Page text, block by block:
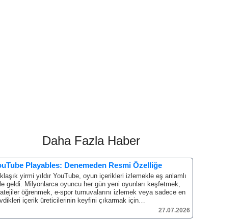
Daha Fazla Haber
Playables: Denemeden Resmi Özelliğe
yirmi yıldır YouTube, oyun içerikleri izlemekle eş anlamlı
geldi. Milyonlarca oyuncu her gün yeni oyunları keşfetmek,
öğrenmek, e-spor turnuvalarını izlemek veya sadece en
içerik üreticilerinin keyfini çıkarmak için…
27.07.2026